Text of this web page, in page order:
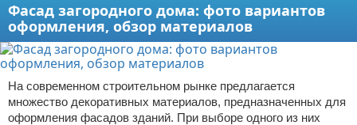
Фасад загородного дома: фото вариантов
оформления, обзор материалов
На современном строительном рынке предлагается
множество декоративных материалов, предназначенных для
оформления фасадов зданий. При выборе одного из них